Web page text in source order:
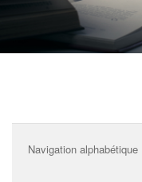
Navigation alphabétique